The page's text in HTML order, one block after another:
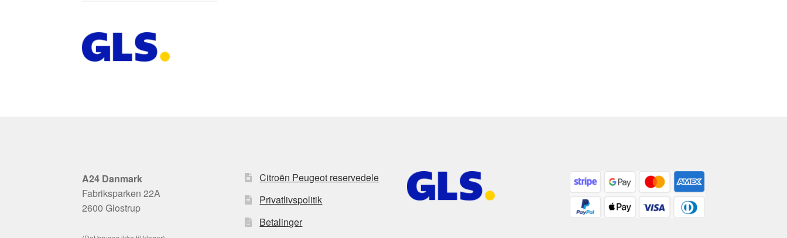
A24 Danmark
Fabriksparken 22A
2600 Glostrup
Citroën Peugeot reservedele
Privatlivspolitik
Betalinger